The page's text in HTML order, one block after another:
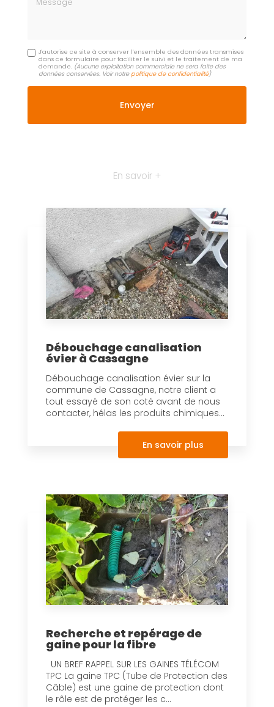
J'autorise ce site à conserver l'ensemble des données transmises
dans ce formulaire pour faciliter le suivi et le traitement de ma
demande. (Aucune exploitation commerciale ne sera faite des
données conservées. Voir notrepolitique de confidentialité)
En savoir +
Débouchage canalisation
évier à Cassagne
Débouchage canalisation évier sur la
commune de Cassagne, notre client a
tout essayé de son coté avant de nous
contacter, hélas les produits chimiques...
En savoir plus
Recherche et repérage de
gaine pour la fibre
UN BREF RAPPEL SUR LES GAINES TÉLÉCOM
TPC La gaine TPC (Tube de Protection des
Câble) est une gaine de protection dont
le rôle est de protéger les c...